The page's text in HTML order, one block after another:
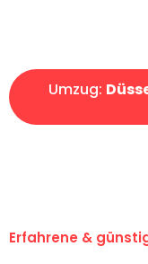
Umzug:
Erfahrene &